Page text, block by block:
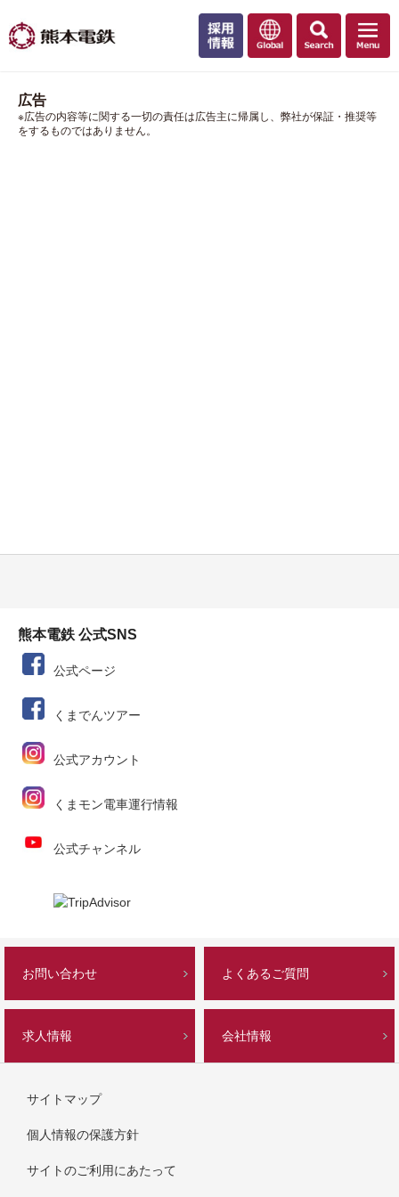
広告
※広告の内容等に関する一切の責任は広告主に帰属し、弊社が保証・推奨等
をするものではありません。
熊本電鉄 公式SNS
公式ページ
くまでんツアー
公式アカウント
くまモン電車運行情報
公式チャンネル
お問い合わせ よくあるご質問
求人情報 会社情報
サイトマップ
個人情報の保護方針
サイトのご利用にあたって